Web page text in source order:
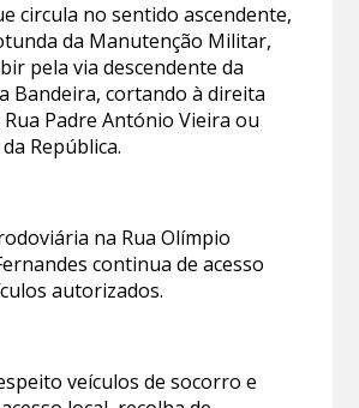
circula no sentido ascendente,
da Manutenção Militar,
pela via descendente da
Bandeira, cortando à direita
Padre António Vieira ou
República.
na Rua Olímpio
continua de acesso
autorizados.
veículos de socorro e